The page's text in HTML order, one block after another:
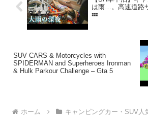
は雨…。高速道路
💤
SUV CARS & Motorcycles with
SPIDERMAN and Superheroes Ironman
& Hulk Parkour Challenge – Gta 5
ホーム キャンピングカー・SUV人